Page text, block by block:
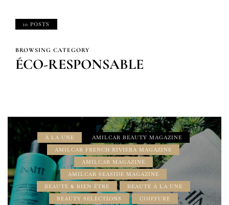
10 POSTS
BROWSING CATEGORY
ÉCO-RESPONSABLE
À LA UNE
AMILCAR BEAUTY MAGAZINE
AMILCAR FRENCH RIVIERA MAGAZINE
AMILCAR MAGAZINE
AMILCAR SEASIDE MAGAZINE
BEAUTÉ & BIEN-ÊTRE
BEAUTÉ À LA UNE
BEAUTY SELECTIONS
COIFFURE